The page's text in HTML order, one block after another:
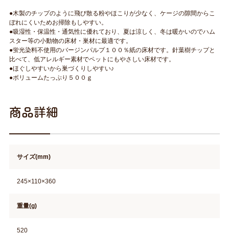
●木製のチップのように飛び散る粉やほこりが少なく、ケージの隙間からこ
ぼれにくいためお掃除もしやすい。
●吸湿性・保温性・通気性に優れており、夏は涼しく、冬は暖かいのでハム
スター等の小動物の床材・巣材に最適です。
●蛍光染料不使用のバージンパルプ１００％紙の床材です。針葉樹チップと
比べて、低アレルギー素材でペットにもやさしい床材です。
●ほぐしやすいから巣づくりしやすい♪
●ボリュームたっぷり５００ｇ
商品詳細
サイズ(mm)
245×110×360
重量(g)
520